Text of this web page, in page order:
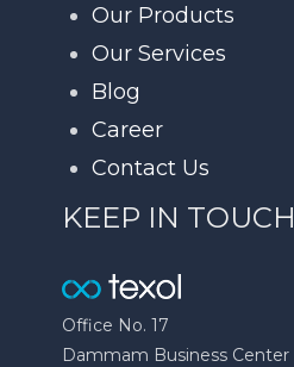
Our Products
Our Services
Blog
Career
Contact Us
KEEP IN TOUCH
Office No. 17
Dammam Business Center